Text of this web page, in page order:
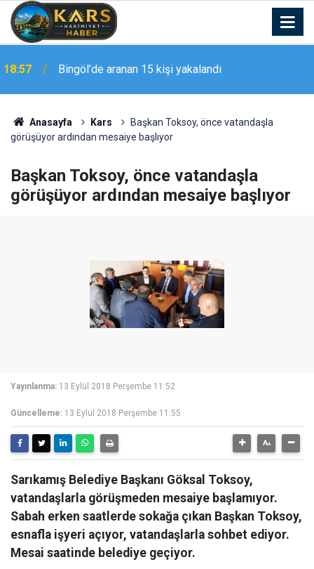
18:57 Bingöl’de aranan 15 kişi yakalandı
Anasayfa Kars
Başkan Toksoy, önce vatandaşla
görüşüyor ardından mesaiye başlıyor
Başkan Toksoy, önce vatandaşla
görüşüyor ardından mesaiye başlıyor
Yayınlanma: 13 Eylül 2018 Perşembe 11:52
Güncelleme: 13 Eylül 2018 Perşembe 11:55
Sarıkamış Belediye Başkanı Göksal Toksoy,
vatandaşlarla görüşmeden mesaiye başlamıyor.
Sabah erken saatlerde sokağa çıkan Başkan Toksoy,
esnafla işyeri açıyor, vatandaşlarla sohbet ediyor.
Mesai saatinde belediye geçiyor.